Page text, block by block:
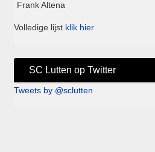
Frank Altena
Volledige lijst klik hier
SC Lutten op Twitter
Tweets by @sclutten